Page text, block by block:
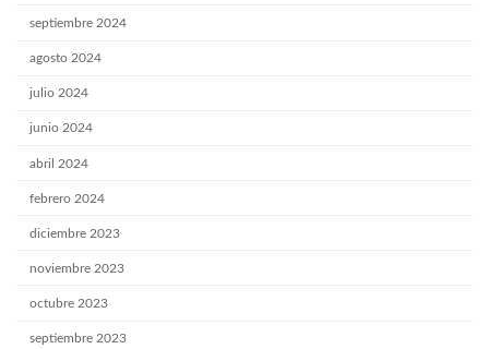
septiembre 2024
agosto 2024
julio 2024
junio 2024
abril 2024
febrero 2024
diciembre 2023
noviembre 2023
octubre 2023
septiembre 2023